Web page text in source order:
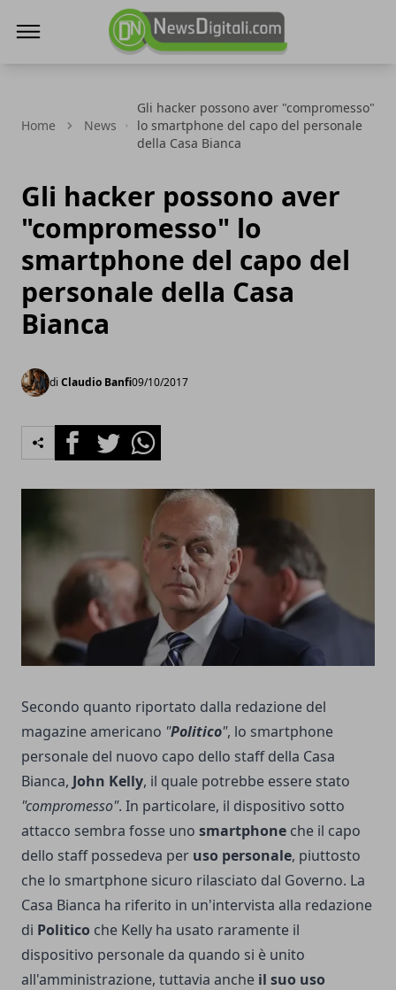
Home News
Gli hacker possono aver "compromesso"
lo smartphone del capo del personale
della Casa Bianca
Gli hacker possono aver
"compromesso" lo
smartphone del capo del
personale della Casa
Bianca
di Claudio Banfi09/10/2017
FacebookTwitterWhatsapp
Secondo quanto riportato dalla redazione del
magazine americano "Politico", lo smartphone
personale del nuovo capo dello staff della Casa
Bianca, John Kelly, il quale potrebbe essere stato
"compromesso". In particolare, il dispositivo sotto
attacco sembra fosse uno smartphone che il capo
dello staff possedeva per uso personale, piuttosto
che lo smartphone sicuro rilasciato dal Governo. La
Casa Bianca ha riferito in un'intervista alla redazione
di Politico che Kelly ha usato raramente il
dispositivo personale da quando si è unito
all'amministrazione, tuttavia anche il suo uso